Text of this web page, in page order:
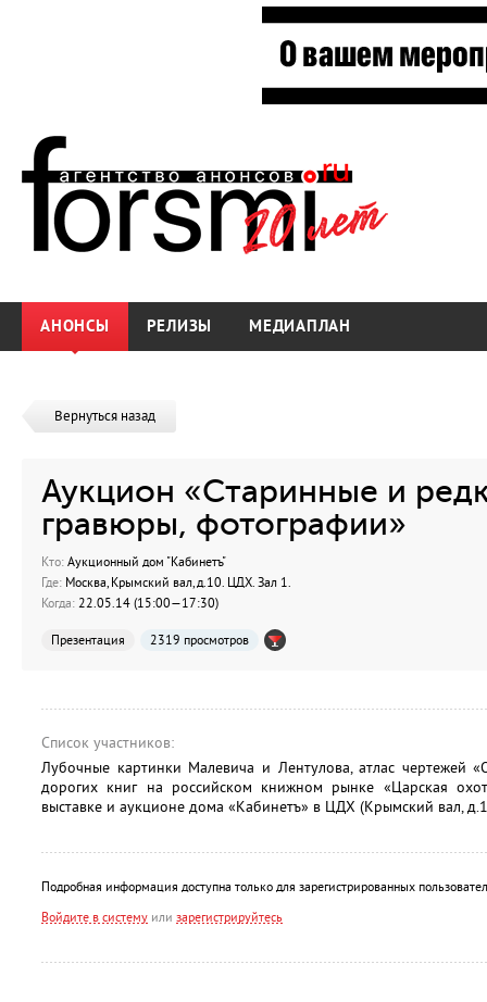
АНОНСЫ РЕЛИЗЫ МЕДИАПЛАН
Вернуться назад
Аукцион «Старинные и
гравюры, фотографии»
Кто: Аукционный дом "Кабинетъ"
Где: Москва, Крымский вал, д.10. ЦДХ. Зал 1.
Когда: 22.05.14 (15:00—17:30)
Презентация 2319 просмотров
Список участников:
Лубочные картинки Малевича и Лентулова, атлас чертежей
дорогих книг на российском книжном рынке «Царская
выставке и аукционе дома «Кабинетъ» в ЦДХ (Крымский вал,
Подробная информация доступна только для зарегистрированных
Войдите в систему или зарегистрируйтесь